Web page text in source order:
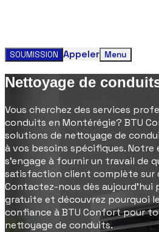
SOUMISSION Appeler Menu
Nettoyage de
Vous cherchez des services
conduits en Montérégie? BTU
solutions de nettoyage de
à vos besoins spécifiques. Notre
s'engage à fournir un travail de
satisfaction client complète sur
Contactez-nous dès aujourd'hui
gratuite et découvrez pourquoi
confiance à BTU Confort pour
nettoyage de conduits.